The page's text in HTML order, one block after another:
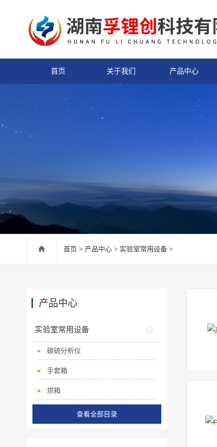
首页 关于我们 产品中心
首页 > 产品中心 > 实验室常用设备 >
产品中心
实验室常用设备
碳硫分析仪
手套箱
烘箱
查看全部目录